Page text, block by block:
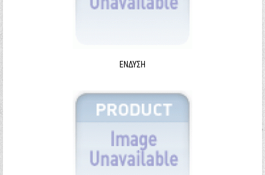
ΈΝΔΥΣΗ